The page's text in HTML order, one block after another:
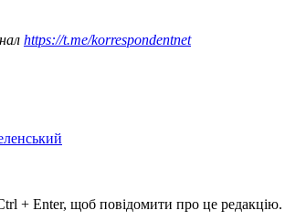
https://t.me/korrespondentnet
+ Enter, щоб повідомити про це редакцію.